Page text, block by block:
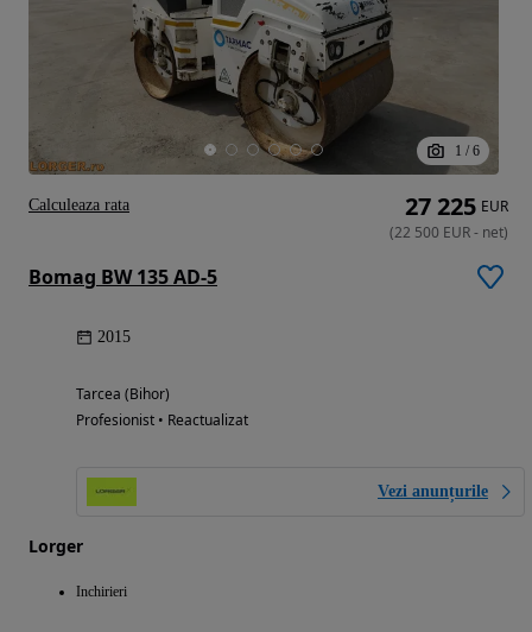
1 / 6
Bomag BW 135 AD-5
2015
Tarcea (Bihor)
Profesionist • Reactualizat
Vezi anunțurile
Lorger
Inchirieri
27 225 EUR
(22 500 EUR- net)
Calculeaza rata